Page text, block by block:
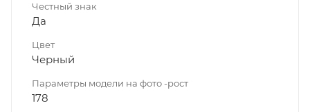
Честный знак
Да
Цвет
Черный
Параметры модели на фото -рост
178